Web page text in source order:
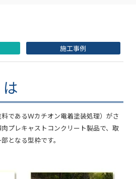
施工事例
であるＷカチオン電着塗装処理）がさ
プレキャストコンクリート製品で、取
となる型枠です。